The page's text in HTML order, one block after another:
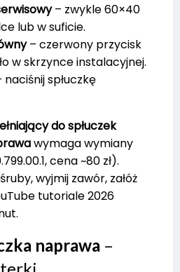
– zwykle 60×40
lub w suficie.
– czerwony przycisk
w skrzynce instalacyjnej.
naciśnij spłuczkę
do spłuczek
wymaga wymiany
cena ~80 zł).
wyjmij zawór, załóż
tutoriale 2026
naprawa –